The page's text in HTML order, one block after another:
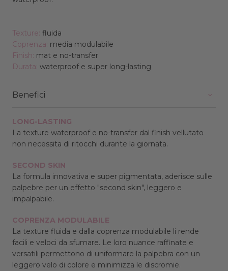
Texture: fluida
Coprenza: media modulabile
Finish: mat e no-transfer
Durata: waterproof e super long-lasting
Benefici
LONG-LASTING
La texture waterproof e no-transfer dal finish vellutato
non necessita di ritocchi durante la giornata.
SECOND SKIN
La formula innovativa e super pigmentata, aderisce sulle
palpebre per un effetto "second skin", leggero e
impalpabile.
COPRENZA MODULABILE
La texture fluida e dalla coprenza modulabile li rende
facili e veloci da sfumare. Le loro nuance raffinate e
versatili permettono di uniformare la palpebra con un
leggero velo di colore e minimizza le discromie.